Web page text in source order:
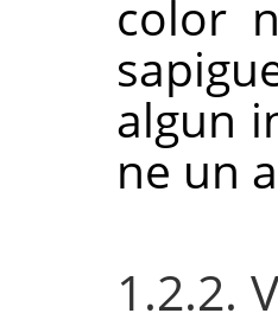
color
algun
ne un
1.2.2.